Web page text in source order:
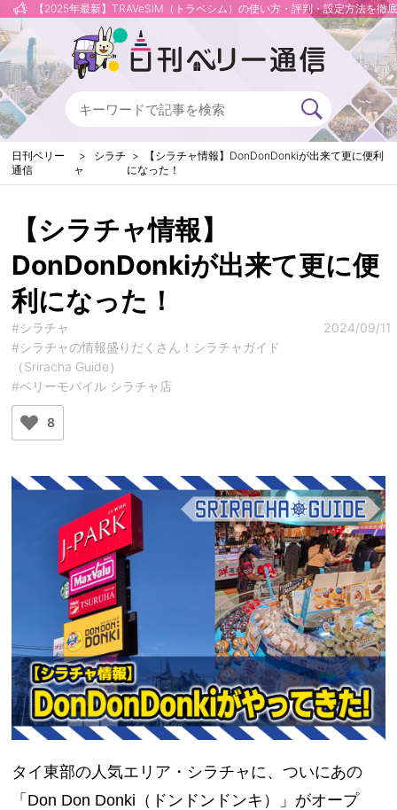
【2025年最新】TRAVeSIM（トラベシム）の使い方・評判・設定方法を徹
日刊ベリー
通信
シラチ
ャ
【シラチャ情報】DonDonDonkiが出来て更に便利
になった！
【シラチャ情報】
DonDonDonkiが出来て更に便
利になった！
#シラチャ
#シラチャの情報盛りだくさん！シラチャガイド
（Sriracha Guide）
#ベリーモバイル シラチャ店
2024/09/11
8
タイ東部の人気エリア・シラチャに、ついにあの
「Don Don Donki（ドンドンドンキ）」がオープ